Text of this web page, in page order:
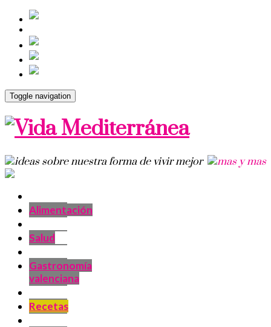
Toggle navigation
Alimentación
Salud
Gastronomía
valenciana
Recetas